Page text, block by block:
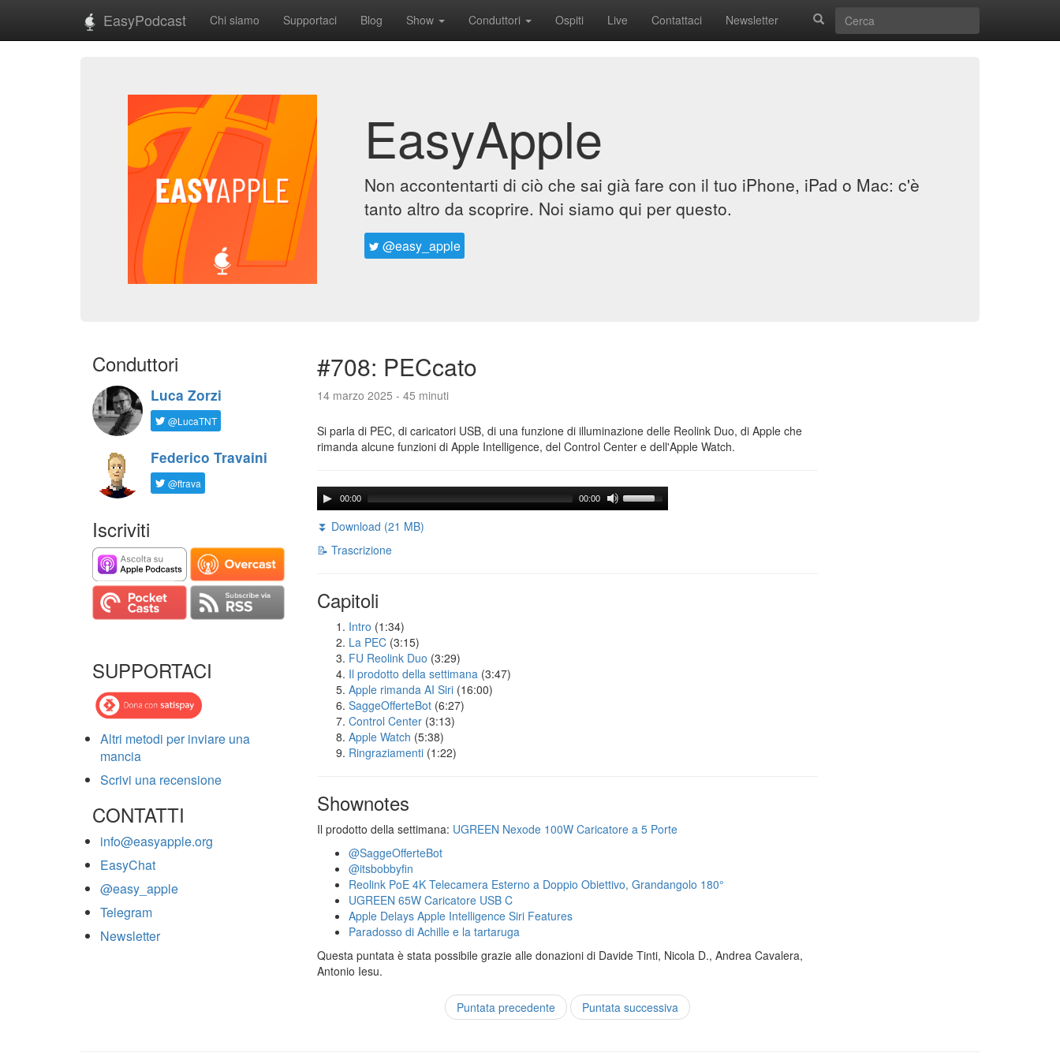
EasyPodcast Chi siamo Supportaci Blog Show Conduttori Ospiti Live Contattaci Newsletter
EasyApple
Non accontentarti di ciò che sai già fare con il tuo iPhone, iPad o Mac: c'è
tanto altro da scoprire. Noi siamo qui per questo.
@easy_apple
Conduttori
Luca Zorzi
@LucaTNT
Federico Travaini
@ftrava
Iscriviti
SUPPORTACI
Altri metodi per inviare una
mancia
Scrivi una recensione
CONTATTI
info@easyapple.org
EasyChat
@easy_apple
Telegram
Newsletter
#708: PECcato
14 marzo 2025 - 45 minuti
Si parla di PEC, di caricatori USB, di una funzione di illuminazione delle Reolink Duo, di Apple che
rimanda alcune funzioni di Apple Intelligence, del Control Center e dell'Apple Watch.
00:00 00:00
⏬ Download (21 MB)
📝 Trascrizione
Capitoli
Intro (1:34)
La PEC (3:15)
FU Reolink Duo (3:29)
Il prodotto della settimana (3:47)
Apple rimanda AI Siri (16:00)
SaggeOfferteBot (6:27)
Control Center (3:13)
Apple Watch (5:38)
Ringraziamenti (1:22)
Shownotes
Il prodotto della settimana: UGREEN Nexode 100W Caricatore a 5 Porte
@SaggeOfferteBot
@itsbobbyfin
Reolink PoE 4K Telecamera Esterno a Doppio Obiettivo, Grandangolo 180°
UGREEN 65W Caricatore USB C
Apple Delays Apple Intelligence Siri Features
Paradosso di Achille e la tartaruga
Questa puntata è stata possibile grazie alle donazioni di Davide Tinti, Nicola D., Andrea Cavalera,
Antonio Iesu.
Puntata precedente Puntata successiva